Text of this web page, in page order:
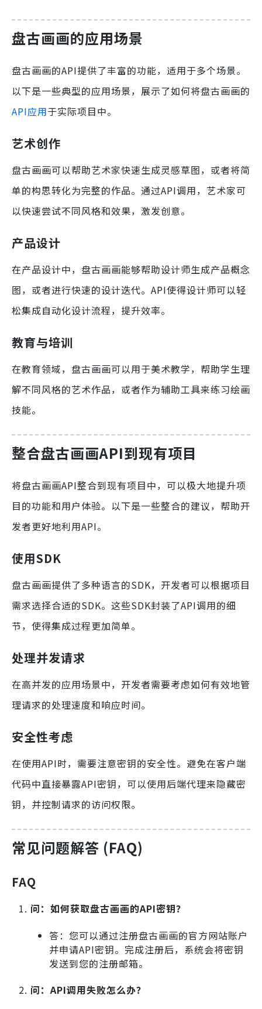
盘古画画的应用场景
盘古画画的API提供了丰富的功能，适用于多个场景。
以下是一些典型的应用场景，展示了如何将盘古画画的
API应用于实际项目中。
艺术创作
盘古画画可以帮助艺术家快速生成灵感草图，或者将简
单的构思转化为完整的作品。通过API调用，艺术家可
以快速尝试不同风格和效果，激发创意。
产品设计
在产品设计中，盘古画画能够帮助设计师生成产品概念
图，或者进行快速的设计迭代。API使得设计师可以轻
松集成自动化设计流程，提升效率。
教育与培训
在教育领域，盘古画画可以用于美术教学，帮助学生理
解不同风格的艺术作品，或者作为辅助工具来练习绘画
技能。
整合盘古画画API到现有项目
将盘古画画API整合到现有项目中，可以极大地提升项
目的功能和用户体验。以下是一些整合的建议，帮助开
发者更好地利用API。
使用SDK
盘古画画提供了多种语言的SDK，开发者可以根据项目
需求选择合适的SDK。这些SDK封装了API调用的细
节，使得集成过程更加简单。
处理并发请求
在高并发的应用场景中，开发者需要考虑如何有效地管
理请求的处理速度和响应时间。
安全性考虑
在使用API时，需要注意密钥的安全性。避免在客户端
代码中直接暴露API密钥，可以使用后端代理来隐藏密
钥，并控制请求的访问权限。
常见问题解答 (FAQ)
FAQ
问：如何获取盘古画画的API密钥？
答：您可以通过注册盘古画画的官方网站账户
并申请API密钥。完成注册后，系统会将密钥
发送到您的注册邮箱。
问：API调用失败怎么办？